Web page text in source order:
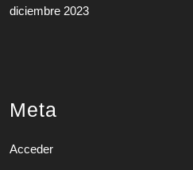
diciembre 2023
Meta
Acceder